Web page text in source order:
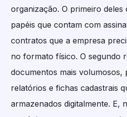
organização. O primeiro deles
papéis que contam com
contratos que a empresa
no formato físico. O segundo
documentos mais volumosos,
relatórios e fichas cadastrais
armazenados digitalmente. E,